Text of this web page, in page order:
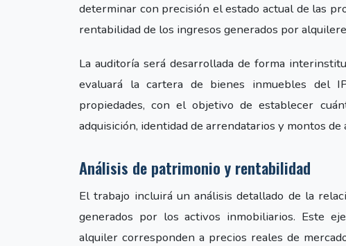
determinar con precisión el estado actual de las
rentabilidad de los ingresos generados por
La auditoría será desarrollada de forma
evaluará la cartera de bienes inmuebles del
propiedades, con el objetivo de establecer
adquisición, identidad de arrendatarios y montos
Análisis de patrimonio y rentabilidad
El trabajo incluirá un análisis detallado de la
generados por los activos inmobiliarios. Este
alquiler corresponden a precios reales de